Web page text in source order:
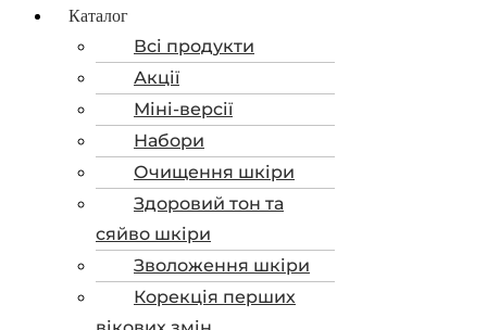
Каталог
Всі продукти
Акції
Міні-версії
Набори
Очищення шкіри
Здоровий тон та
сяйво шкіри
Зволоження шкіри
Корекція перших